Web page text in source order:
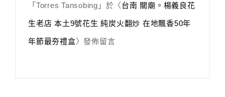
「 Torres Tansobing 」於〈台南 關廟。楊義良花
生老店 本土9號花生 純炭火翻炒 在地飄香50年
年節最夯禮盒〉發佈留言